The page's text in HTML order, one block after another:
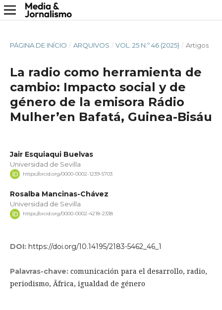
PÁGINA DE INÍCIO / ARQUIVOS / VOL. 25 N.º 46 (2025) / Artigos
La radio como herramienta de
cambio: Impacto social y de
género de la emisora Rádio
Mulher’en Bafatá, Guinea-Bisáu
Jair Esquiaqui Buelvas
Universidad de Sevilla
https://orcid.org/0000-0002-1239-5703
Rosalba Mancinas-Chávez
Universidad de Sevilla
https://orcid.org/0000-0002-4218-2338
DOI: https://doi.org/10.14195/2183-5462_46_1
Palavras-chave: comunicación para el desarrollo, radio,
periodismo, Ãfrica, igualdad de género